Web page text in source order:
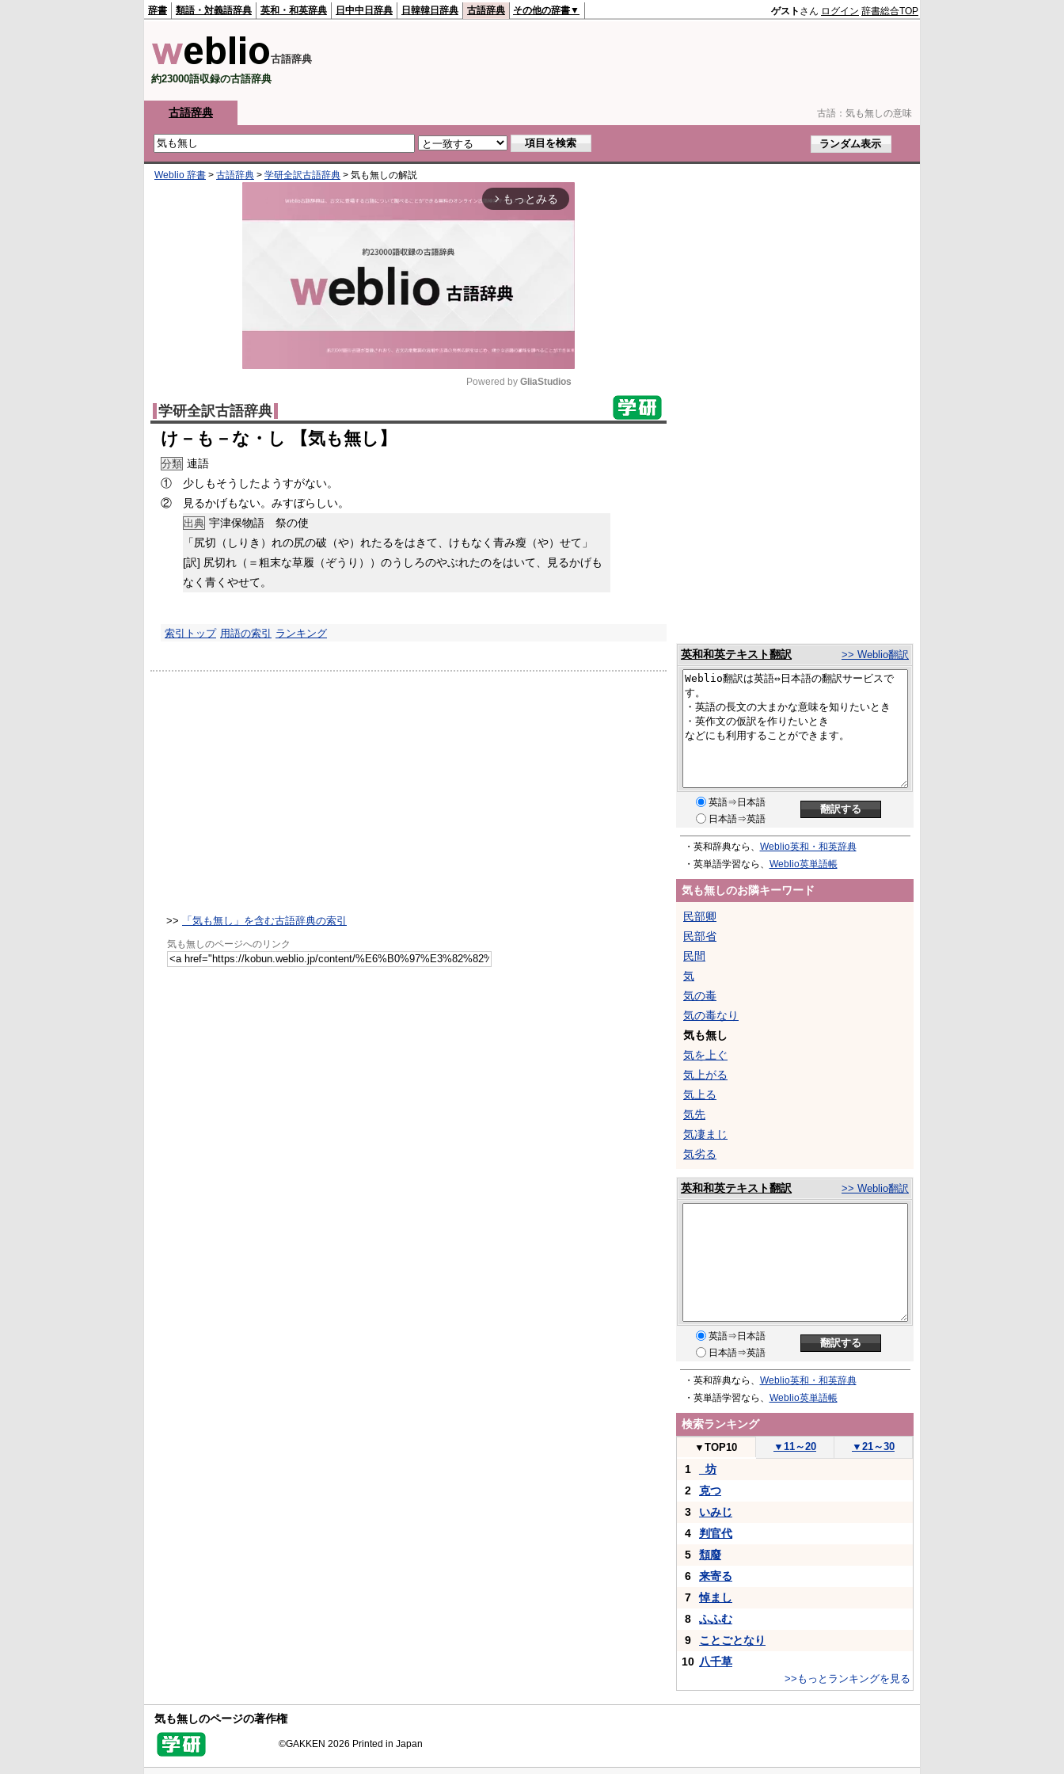
古語： 気も無しの意味
辞書 類語・対義語辞典 英和・和英辞典 日中中日辞典 日韓韓日辞典 古語辞典 その他の辞書▼ ゲスト さん ログイン 辞書総合TOP
古語辞典
約23000語収録の古語辞典
古語辞典
Weblio 辞書 > 古語辞典 > 学研全訳古語辞典 > 気も無しの解説
arrow_forward_ios もっとみる
Mute
Powered by GliaStudios
学研全訳古語辞典
け－も－な・し 【気も無し】
分類 連語
①
少しもそうしたようすがない。
②
見るかげもない。みすぼらしい。
出典 宇津保物語 祭の使
「尻切（しりき）れの尻の破（や）れたるをはきて、けもなく青み瘦（や）せて」
[訳] 尻切れ（＝粗末な草履（ぞうり））のうしろのやぶれたのをはいて、見るかげも
なく青くやせて。
索引トップ 用語の索引 ランキング
>> 「気も無し」を含む古語辞典の索引
気も無しのページへのリンク
英和和英テキスト翻訳 >> Weblio翻訳
英語⇒日本語
日本語⇒英語
・英和辞典なら、 Weblio英和・和英辞典
・英単語学習なら、 Weblio英単語帳
気も無しのお隣キーワード
民部卿
民部省
民間
気
気の毒
気の毒なり
気も無し
気を上ぐ
気上がる
気上る
気先
気凄まじ
気劣る
英和和英テキスト翻訳 >> Weblio翻訳
英語⇒日本語
日本語⇒英語
・英和辞典なら、 Weblio英和・和英辞典
・英単語学習なら、 Weblio英単語帳
検索ランキング
▼ TOP10 ▼ 11～20 ▼ 21～30
1
_坊
2
克つ
3
いみじ
4
判官代
5
頽廢
6
来寄る
7
悼まし
8
ふふむ
9
ことごとなり
10 八千草
>>もっとランキングを見る
気も無しのページの著作権
©GAKKEN 2026 Printed in Japan